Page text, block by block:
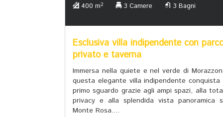
400 m2 3 Camere 3 Bagni
Esclusiva villa indipendente con
privato e taverna
Immersa nella quiete e nel verde di
questa elegante villa indipendente conquista
primo sguardo grazie agli ampi spazi, alla
privacy e alla splendida vista panoramica
Monte Rosa....